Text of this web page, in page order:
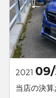
2021
当店の決